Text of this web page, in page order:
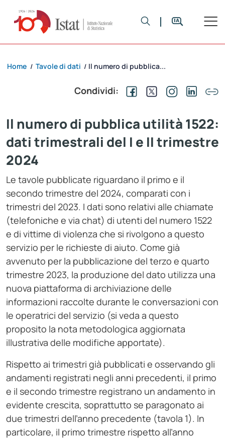
Home / Tavole di dati / Il numero di pubblica...
Condividi:
Il numero di pubblica utilità 1522:
dati trimestrali del I e II trimestre
2024
Le tavole pubblicate riguardano il primo e il
secondo trimestre del 2024, comparati con i
trimestri del 2023. I dati sono relativi alle chiamate
(telefoniche e via chat) di utenti del numero 1522
e di vittime di violenza che si rivolgono a questo
servizio per le richieste di aiuto. Come già
avvenuto per la pubblicazione del terzo e quarto
trimestre 2023, la produzione del dato utilizza una
nuova piattaforma di archiviazione delle
informazioni raccolte durante le conversazioni con
le operatrici del servizio (si veda a questo
proposito la nota metodologica aggiornata
illustrativa delle modifiche apportate).
Rispetto ai trimestri già pubblicati e osservando gli
andamenti registrati negli anni precedenti, il primo
e il secondo trimestre registrano un andamento in
evidente crescita, soprattutto se paragonato ai
due trimestri dell’anno precedente (tavola 1). In
particolare, il primo trimestre rispetto all’anno